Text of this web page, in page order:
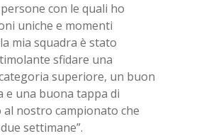
con le quali ho
uniche e momenti
mia squadra è stato
sfidare una
superiore, un buon
e una buona tappa di
al nostro campionato che
settimane”.